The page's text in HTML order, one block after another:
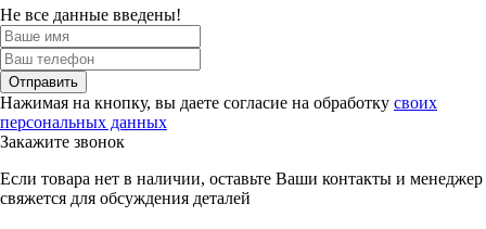
Не все данные введены!
Отправить
Нажимая на кнопку, вы даете согласие на обработку своих
персональных данных
Закажите звонок
Если товара нет в наличии, оставьте Ваши контакты и менеджер
свяжется для обсуждения деталей